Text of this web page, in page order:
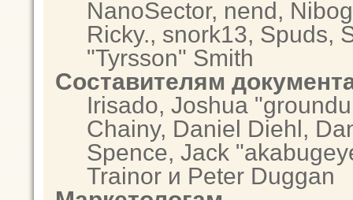
NanoSector, nend,
Ricky., snork13, Spuds,
"Tyrsson" Smith
Составителям
Irisado, Joshua
Chainy, Daniel Diehl,
Spence, Jack
Trainor и Peter Duggan